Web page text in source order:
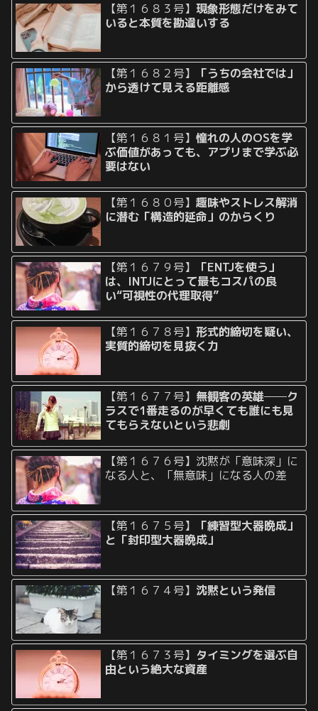
【第１６８３号】現象形態だけをみて
いると本質を勘違いする
【第１６８２号】
「うちの会社では」
から透けて見える距離感
【第１６８１号】憧れの人のOSを学
ぶ価値があっても、アプリまで学ぶ必
要はない
【第１６８０号】趣味やストレス解消
に潜む「構造的延命」のからくり
【第１６７９号】
「ENTJを使う」
は、INTJにとって最もコスパの良
い“可視性の代理取得”
【第１６７８号】形式的締切を疑い、
実質的締切を見抜く力
【第１６７７号】 無観客の英雄──ク
ラスで1番走るのが早くても誰にも見
てもらえないという悲劇
【第１６７６号】沈黙が「意味深」に
なる人と、「無意味」になる人の差
【第１６７５号】
「練習型大器晩成」
と「封印型大器晩成」
【第１６７４号】 沈黙という発信
【第１６７３号】 タイミングを選ぶ自
由という絶大な資産